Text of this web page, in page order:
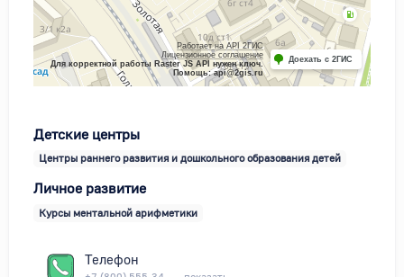
Работает на API 2ГИС
Лицензионное соглашение
Для корректной работы Raster JS API нужен ключ.
Помощь: api@2gis.ru
Доехать с 2ГИС
Детские центры
Центры раннего развития и дошкольного образования детей
Личное развитие
Курсы ментальной арифметики
Телефон